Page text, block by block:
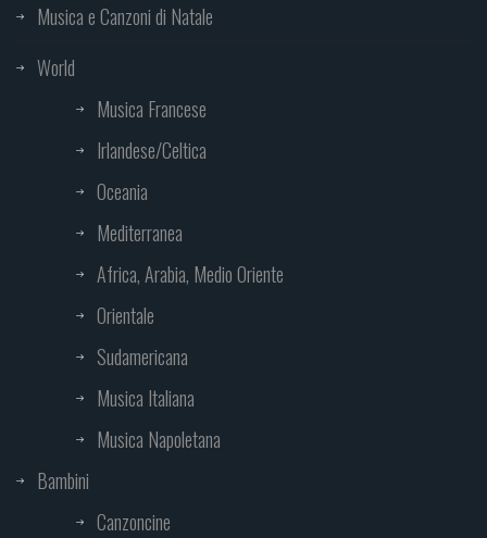
Musica e Canzoni di Natale
World
Musica Francese
Irlandese/Celtica
Oceania
Mediterranea
Africa, Arabia, Medio Oriente
Orientale
Sudamericana
Musica Italiana
Musica Napoletana
Bambini
Canzoncine